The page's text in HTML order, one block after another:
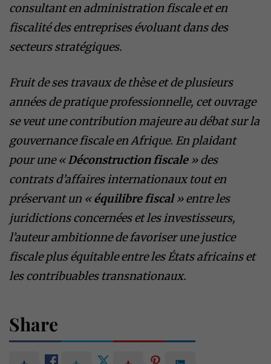
consultant en administration fiscale et en
fiscalité des entreprises évoluant dans des
secteurs stratégiques.
Fruit de ses travaux de thèse et de plusieurs
années de pratique professionnelle, cet ouvrage
se veut une contribution majeure au débat sur la
gouvernance fiscale en Afrique. En plaidant
pour une « Déconstruction fiscale» des
contrats d’affaires internationaux tout en
préservant un «équilibre fiscal» entre les
juridictions concernées et les investisseurs,
l’auteur ambitionne de favoriser une justice
fiscale plus équitable entre les États africains et
les contribuables transnationaux.
Share